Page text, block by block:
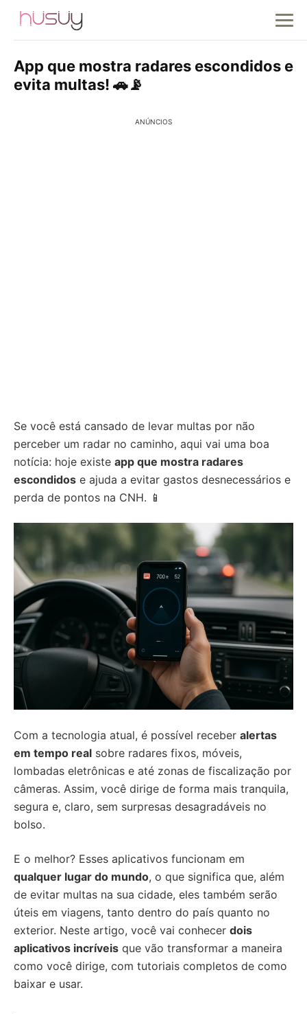
App que mostra radares escondidos e
evita multas! 🚗📡
ANÚNCIOS
Se você está cansado de levar multas por não
perceber um radar no caminho, aqui vai uma boa
notícia: hoje existe app que mostra radares
escondidos e ajuda a evitar gastos desnecessários e
perda de pontos na CNH. 📱
Com a tecnologia atual, é possível receber alertas
em tempo real sobre radares fixos, móveis,
lombadas eletrônicas e até zonas de fiscalização por
câmeras. Assim, você dirige de forma mais tranquila,
segura e, claro, sem surpresas desagradáveis no
bolso.
E o melhor? Esses aplicativos funcionam em
qualquer lugar do mundo, o que significa que, além
de evitar multas na sua cidade, eles também serão
úteis em viagens, tanto dentro do país quanto no
exterior. Neste artigo, você vai conhecer dois
aplicativos incríveis que vão transformar a maneira
como você dirige, com tutoriais completos de como
baixar e usar.